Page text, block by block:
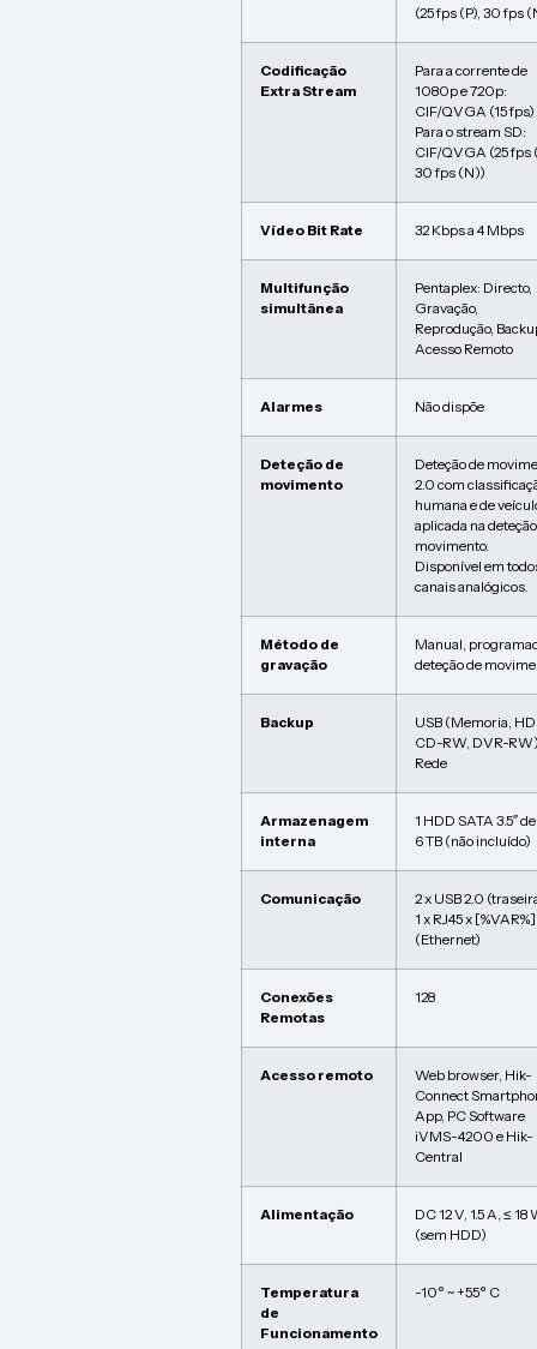
(25 fps (P), 30 fps
Codificação
Extra Stream
Para a corrente de
1080p e 720p:
CIF/QVGA (15 fps)
Para o stream SD:
CIF/QVGA (25 fps
30 fps (N))
Vídeo Bit Rate 32 Kbps a 4 Mbps
Multifunção
simultânea
Pentaplex: Directo,
Gravação,
Reprodução,
Acesso Remoto
Alarmes Não dispõe
Deteção de
movimento
Deteção de
2.0 com
humana e de
aplicada na
movimento.
Disponível em
canais analógicos.
Método de
gravação
Manual,
deteção de
Backup
USB (Memoria,
CD-RW, DVR-
Rede
Armazenagem
interna
1 HDD SATA 3.5″
6 TB (não incluído)
Comunicação
2 x USB 2.0
1 x RJ45 x [%VAR%]
(Ethernet)
Conexões
Remotas
128
Acesso remoto
Web browser, Hik-
Connect
App, PC Software
iVMS-4200 e Hik-
Central
Alimentação
DC 12 V, 1.5 A, ≤ 18
(sem HDD)
Temperatura
de
Funcionamento
-10° ~ +55° C